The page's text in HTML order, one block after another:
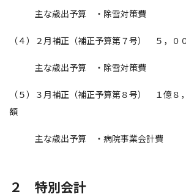
主な歳出予算 ・除雪対策費
（４）２月補正（補正予算第７号） ５，０
主な歳出予算 ・除雪対策費
（５）３月補正（補正予算第８号） １億８
額
主な歳出予算 ・病院事業会計費
２ 特別会計